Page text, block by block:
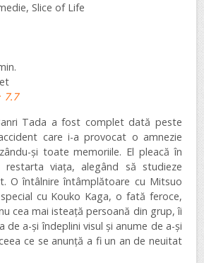
Slice of Life
7.7
Tada a fost complet dată peste
care i-a provocat o amnezie
și toate memoriile. El pleacă în
viața, alegând să studieze
O întâlnire întâmplătoare cu Mitsuo
cu Kouko Kaga, o fată feroce,
cea mai isteață persoană din grup, îi
de a-și îndeplini visul și anume de a-și
ce se anunță a fi un an de neuitat